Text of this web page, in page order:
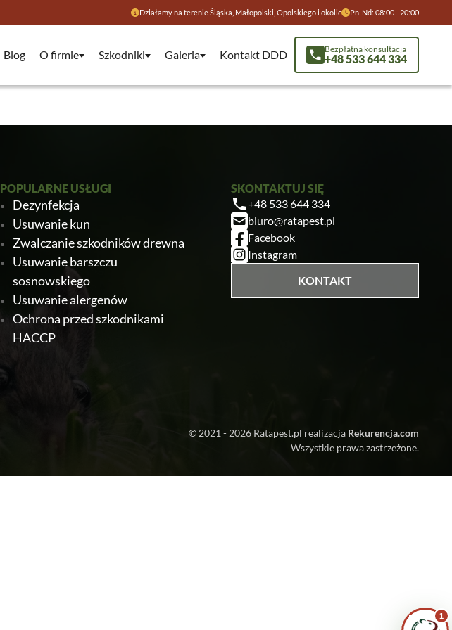
Działamy na terenie Śląska, Małopolski, Opolskiego i okolic Pn-Nd: 08:00 - 20:00
Blog O firmie Szkodniki Galeria Kontakt DDD Bezpłatna konsultacja
+48 533 644 334
Zrobiłem/am już coś sam/a przed zabiegiem
1
POPULARNE USŁUGI
Dezynfekcja
Usuwanie kun
Zwalczanie szkodników drewna
Usuwanie barszczu
sosnowskiego
Usuwanie alergenów
Ochrona przed szkodnikami
HACCP
SKONTAKTUJ SIĘ
+48 533 644 334
biuro@ratapest.pl
Facebook
Instagram
KONTAKT
© 2021 - 2026 Ratapest.pl realizacja Rekurencja.com
Wszystkie prawa zastrzeżone.